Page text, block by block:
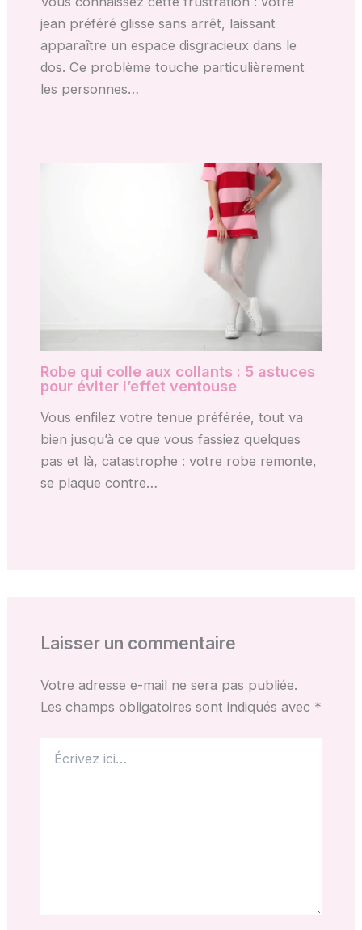
jean préféré glisse sans arrêt, laissant
apparaître un espace disgracieux dans le
dos. Ce problème touche particulièrement
les personnes…
Robe qui colle aux collants : 5 astuces
pour éviter l’effet ventouse
Vous enfilez votre tenue préférée, tout va
bien jusqu’à ce que vous fassiez quelques
pas et là, catastrophe : votre robe remonte,
se plaque contre…
Laisser un commentaire
Votre adresse e-mail ne sera pas publiée.
Les champs obligatoires sont indiqués avec *
ici…